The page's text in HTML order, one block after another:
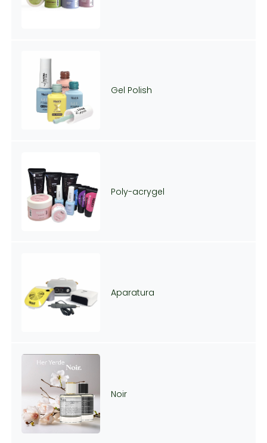
Gel Polish
Poly-acrygel
Aparatura
Noir